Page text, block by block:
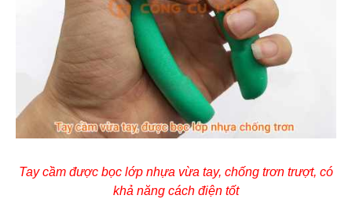
Tay cầm được bọc lớp nhựa vừa tay, chống trơn trượt, có
khả năng cách điện tốt